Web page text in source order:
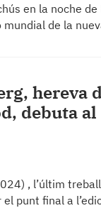
en la noche de
mundial de la
hereva
debuta al
, l’últim
punt final a